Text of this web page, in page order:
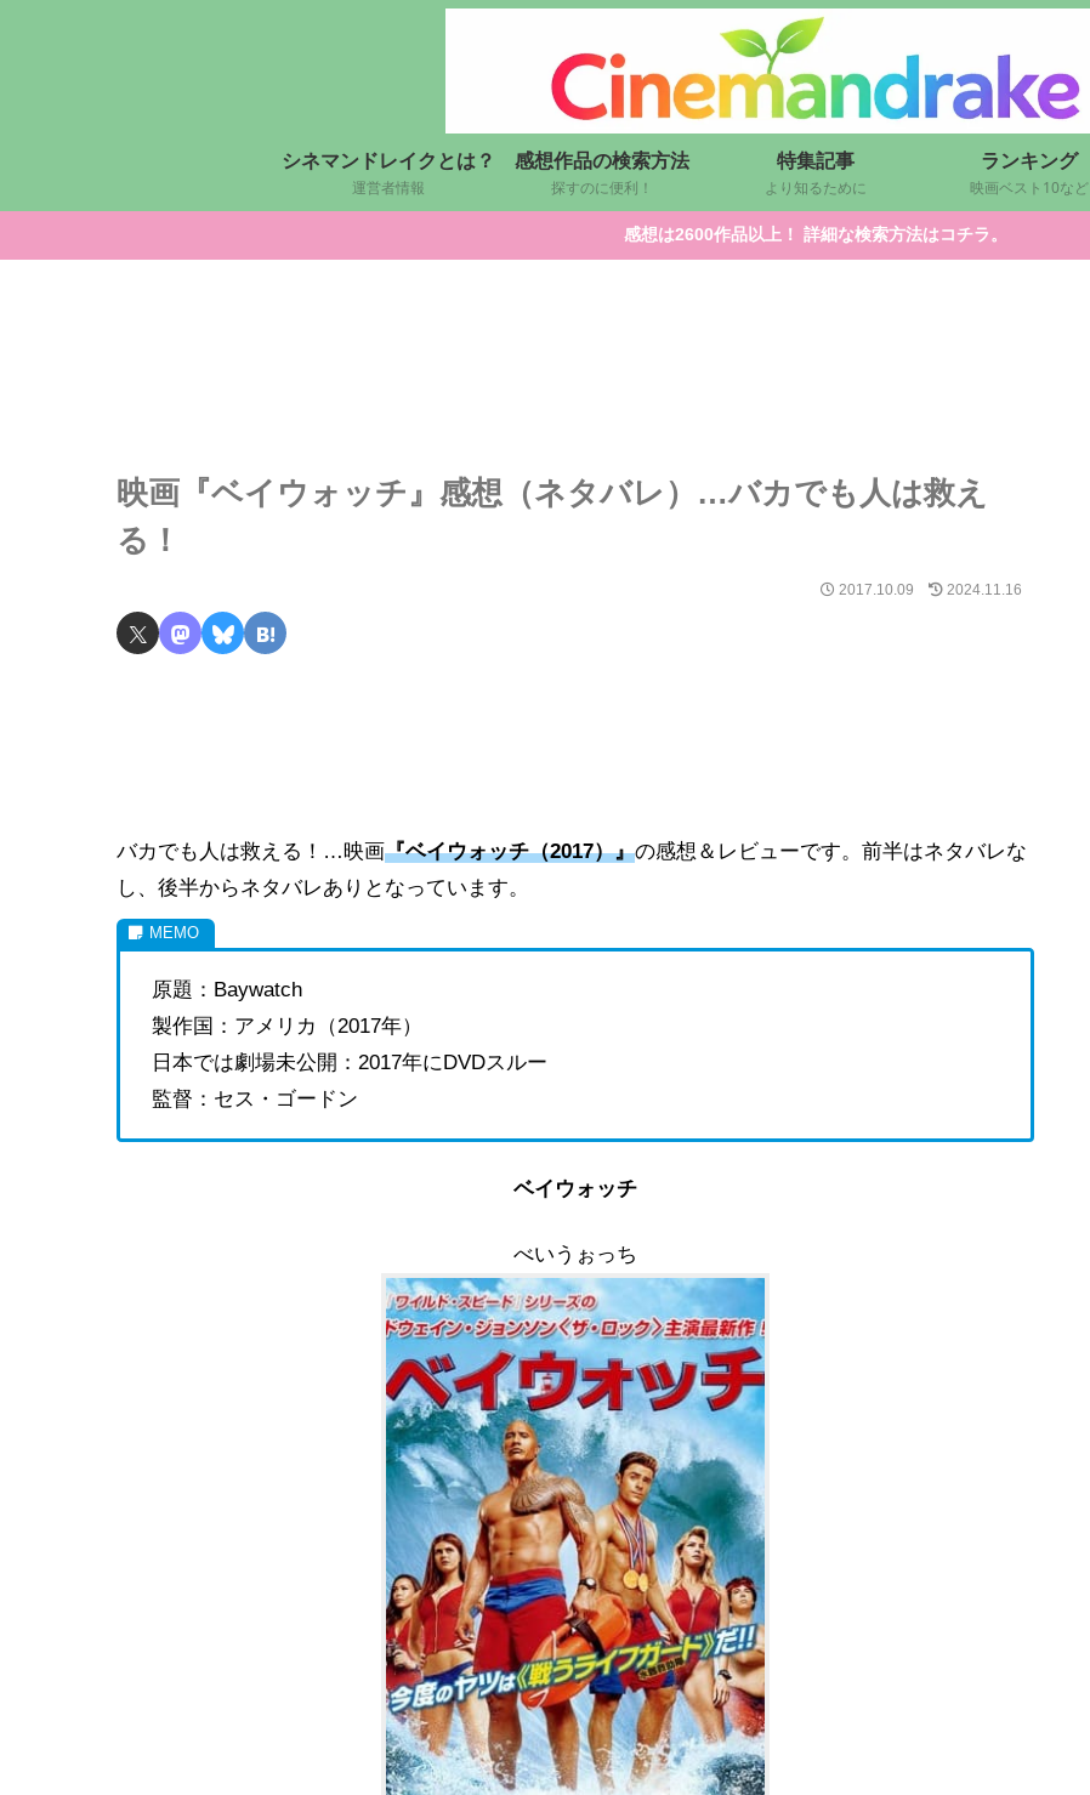
シネマンドレイクとは？
運営者情報
感想作品の検索方法
探すのに便利！
特集記事
より知るために
ランキング
映画ベスト10など
感想は2600作品以上！ 詳細な検索方法はコチラ。
映画『ベイウォッチ』感想（ネタバレ）…バカでも人は救え
る！
2017.10.09 2024.11.16
バカでも人は救える！…映画『ベイウォッチ（2017）』の感想＆レビューです。前半はネタバレな
し、後半からネタバレありとなっています。
原題：Baywatch
製作国：アメリカ（2017年）
日本では劇場未公開：2017年にDVDスルー
監督：セス・ゴードン
ベイウォッチ
べいうぉっち